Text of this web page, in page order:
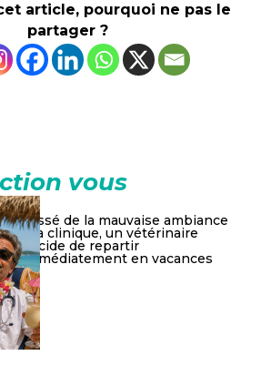
article, pourquoi ne pas le
partager ?
vous
Lassé de la mauvaise ambiance
à la clinique, un vétérinaire
décide de repartir
immédiatement en vacances